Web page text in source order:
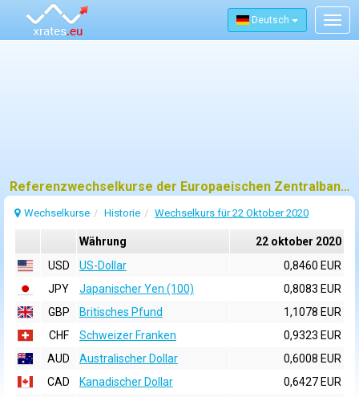
Deutsch
Referenzwechselkurse der Europaeischen Zentralbank (EZB) fuer 22 oktober 2020
Wechselkurse Historie Wechselkurs für 22 Oktober 2020
Währung
22 oktober 2020
USD
US-Dollar
0,8460 EUR
JPY
Japanischer Yen (100)
0,8083 EUR
GBP
Britisches Pfund
1,1078 EUR
CHF
Schweizer Franken
0,9323 EUR
AUD
Australischer Dollar
0,6008 EUR
CAD
Kanadischer Dollar
0,6427 EUR